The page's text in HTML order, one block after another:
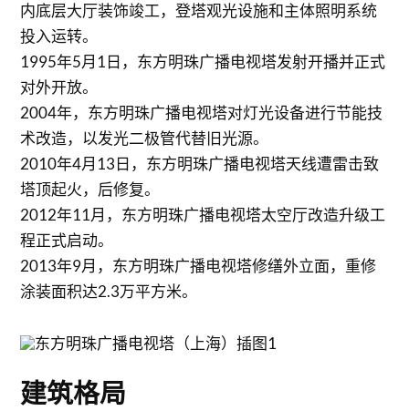
内底层大厅装饰竣工，登塔观光设施和主体照明系统
投入运转。
1995年5月1日，东方明珠广播电视塔发射开播并正式
对外开放。
2004年，东方明珠广播电视塔对灯光设备进行节能技
术改造，以发光二极管代替旧光源。
2010年4月13日，东方明珠广播电视塔天线遭雷击致
塔顶起火，后修复。
2012年11月，东方明珠广播电视塔太空厅改造升级工
程正式启动。
2013年9月，东方明珠广播电视塔修缮外立面，重修
涂装面积达2.3万平方米。
建筑格局